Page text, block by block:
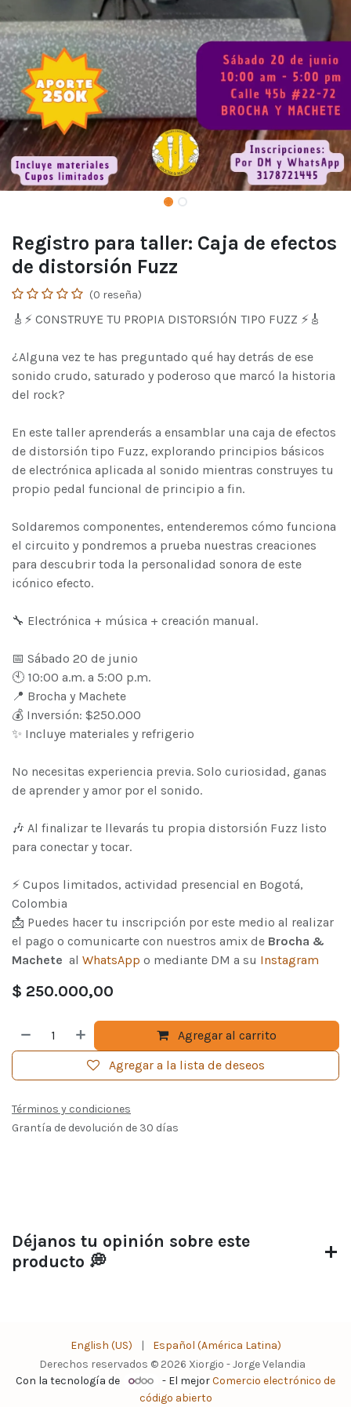
Registro para taller: Caja de efectos
de distorsión Fuzz
(0 reseña)
🎸⚡ CONSTRUYE TU PROPIA DISTORSIÓN TIPO FUZZ ⚡🎸
¿Alguna vez te has preguntado qué hay detrás de ese
sonido crudo, saturado y poderoso que marcó la historia
del rock?
En este taller aprenderás a ensamblar una caja de efectos
de distorsión tipo Fuzz, explorando principios básicos
de electrónica aplicada al sonido mientras construyes tu
propio pedal funcional de principio a fin.
Soldaremos componentes, entenderemos cómo funciona
el circuito y pondremos a prueba nuestras creaciones
para descubrir toda la personalidad sonora de este
icónico efecto.
🔧 Electrónica + música + creación manual.
📅 Sábado 20 de junio
🕙 10:00 a.m. a 5:00 p.m.
📍 Brocha y Machete
💰 Inversión: $250.000
✨ Incluye materiales y refrigerio
No necesitas experiencia previa. Solo curiosidad, ganas
de aprender y amor por el sonido.
🎶 Al finalizar te llevarás tu propia distorsión Fuzz listo
para conectar y tocar.
⚡ Cupos limitados, actividad presencial en Bogotá,
Colombia
📩 Puedes hacer tu inscripción por este medio al realizar
el pago o comunicarte con nuestros amix de Brocha &
Machete al WhatsApp o mediante DM a su Instagram
$ 250.000,00
Agregar al carrito
Agregar a la lista de deseos
Términos y condiciones
Grantía de devolución de 30 días
Déjanos tu opinión sobre este
producto 💭
Derechos reservados © 2026 Xiorgio - Jorge Velandia
English (US) | Español (América Latina)
Con la tecnología de - El mejorComercio electrónico de
código abierto